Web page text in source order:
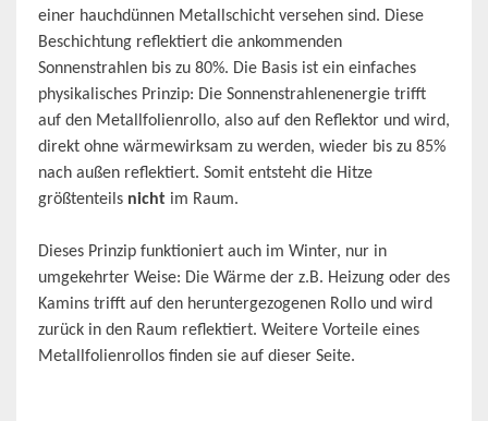
einer hauchdünnen Metallschicht versehen sind. Diese
Beschichtung reflektiert die ankommenden
Sonnenstrahlen bis zu 80%. Die Basis ist ein einfaches
physikalisches Prinzip: Die Sonnenstrahlenenergie trifft
auf den Metallfolienrollo, also auf den Reflektor und wird,
direkt ohne wärmewirksam zu werden, wieder bis zu 85%
nach außen reflektiert. Somit entsteht die Hitze
größtenteils nicht im Raum.
Dieses Prinzip funktioniert auch im Winter, nur in
umgekehrter Weise: Die Wärme der z.B. Heizung oder des
Kamins trifft auf den heruntergezogenen Rollo und wird
zurück in den Raum reflektiert. Weitere Vorteile eines
Metallfolienrollos finden sie auf dieser Seite.